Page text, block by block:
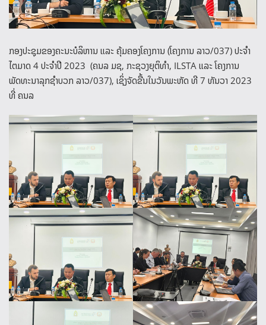
ກອງປະຊຸມຂອງຄະນະບໍລິຫານ ແລະ ຄຸ້ມຄອງໂຄງການ (ໂຄງການ ລາວ/037) ປະຈໍາ
ໄຕມາດ 4 ປະຈໍາປີ 2023 (ຄນລ ມຊ, ກະຊວງຍຸຕິທໍາ, ILSTA ແລະ ໂຄງການ
ພັດທະນາລຸກຊໍາບວກ ລາວ/037), ເຊິ່ງຈັດຂື້ນໃນວັນພະຫັດ ທີ 7 ທັນວາ 2023
ທີ່ ຄນລ